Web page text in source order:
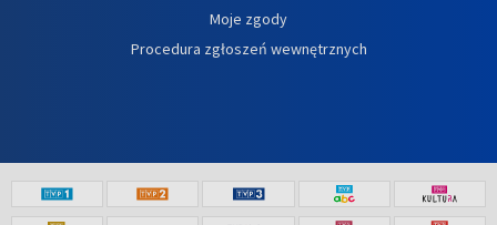
Moje zgody
Procedura zgłoszeń wewnętrznych